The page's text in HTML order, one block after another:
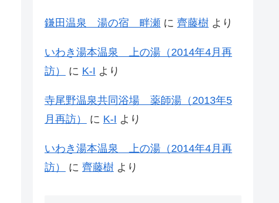
鎌田温泉 湯の宿 畔瀬 に 齊藤樹 より
いわき湯本温泉 上の湯（2014年4月再
訪）
に K-I より
寺尾野温泉共同浴場 薬師湯（2013年5
月再訪）
に K-I より
いわき湯本温泉 上の湯（2014年4月再
訪）
に 齊藤樹 より